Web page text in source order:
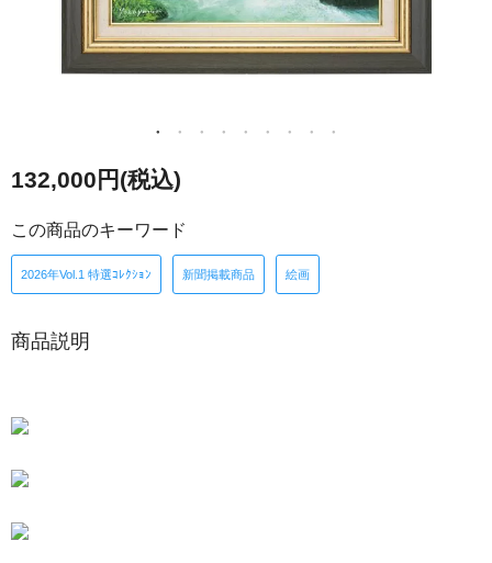
132,000円(税込)
この商品のキーワード
2026年Vol.1 特選ｺﾚｸｼｮﾝ 新聞掲載商品 絵画
商品説明